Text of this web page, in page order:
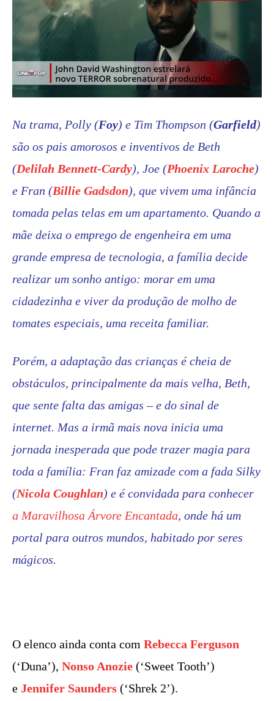
Na trama, Polly (Foy) e Tim Thompson (Garfield)
são os pais amorosos e inventivos de Beth
(Delilah Bennett-Cardy), Joe (Phoenix Laroche)
e Fran (Billie Gadsdon), que vivem uma infância
tomada pelas telas em um apartamento. Quando a
mãe deixa o emprego de engenheira em uma
grande empresa de tecnologia, a família decide
realizar um sonho antigo: morar em uma
cidadezinha e viver da produção de molho de
tomates especiais, uma receita familiar.
Porém, a adaptação das crianças é cheia de
obstáculos, principalmente da mais velha, Beth,
que sente falta das amigas – e do sinal de
internet. Mas a irmã mais nova inicia uma
jornada inesperada que pode trazer magia para
toda a família: Fran faz amizade com a fada Silky
(Nicola Coughlan) e é convidada para conhecer
a Maravilhosa Árvore Encantada, onde há um
portal para outros mundos, habitado por seres
mágicos.
O elenco ainda conta com Rebecca Ferguson
(‘Duna’), Nonso Anozie (‘Sweet Tooth’)
e Jennifer Saunders (‘Shrek 2’).